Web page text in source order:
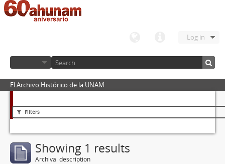
Log in
El Archivo Histórico de la UNAM
Filters
Showing 1 results
Archival description